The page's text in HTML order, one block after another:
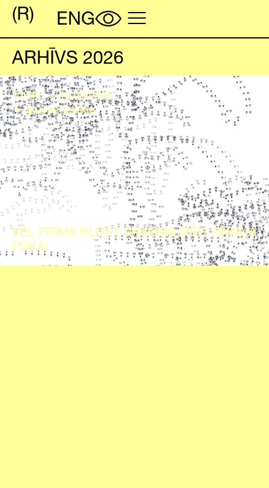
ARHĪVS 2026
12.06. — 26.06.2026.
— grupas izstāde
VĒL PIRMS KĻŪST SKAIDRS (PĒC VINNIJA
PŪKA)